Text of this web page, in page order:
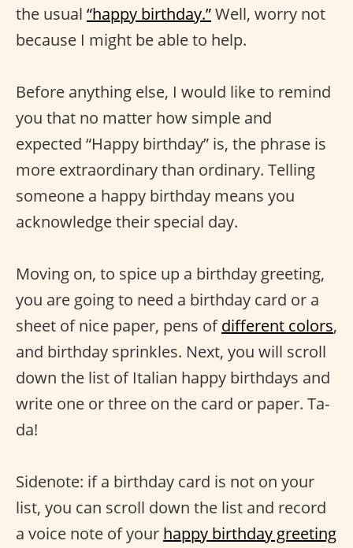
the usual “happy birthday.”Well, worry not
because I might be able to help.
Before anything else, I would like to remind
you that no matter how simple and
expected “Happy birthday” is, the phrase is
more extraordinary than ordinary. Telling
someone a happy birthday means you
acknowledge their special day.
Moving on, to spice up a birthday greeting,
you are going to need a birthday card or a
sheet of nice paper, pens ofdifferent colors,
and birthday sprinkles. Next, you will scroll
down the list of Italian happy birthdays and
write one or three on the card or paper. Ta-
da!
Sidenote: if a birthday card is not on your
list, you can scroll down the list and record
a voice note of your happy birthday greeting